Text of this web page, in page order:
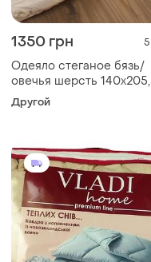
1350 грн 5
Одеяло стеганое бязь/
овечья шерсть 140х205,
одеяло шерстяное
стёганое ярослав
Другой